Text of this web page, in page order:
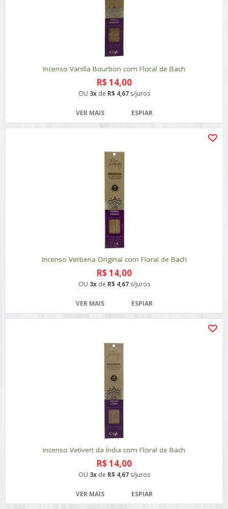
Incenso Vanilla Bourbon com Floral de Bach
R$ 14,00
OU 3xde R$ 4,67s/juros
VER MAIS ESPIAR
Incenso Verbena Original com Floral de Bach
R$ 14,00
OU 3xde R$ 4,67s/juros
VER MAIS ESPIAR
Incenso Vetivert da Índia com Floral de Bach
R$ 14,00
OU 3xde R$ 4,67s/juros
VER MAIS ESPIAR